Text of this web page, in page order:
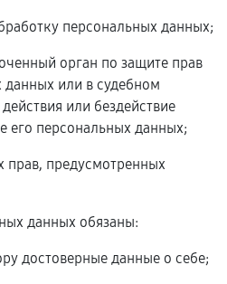
персональных данных;
орган по защите прав
данных или в судебном
или бездействие
его персональных данных;
прав, предусмотренных
данных обязаны:
достоверные данные о себе;